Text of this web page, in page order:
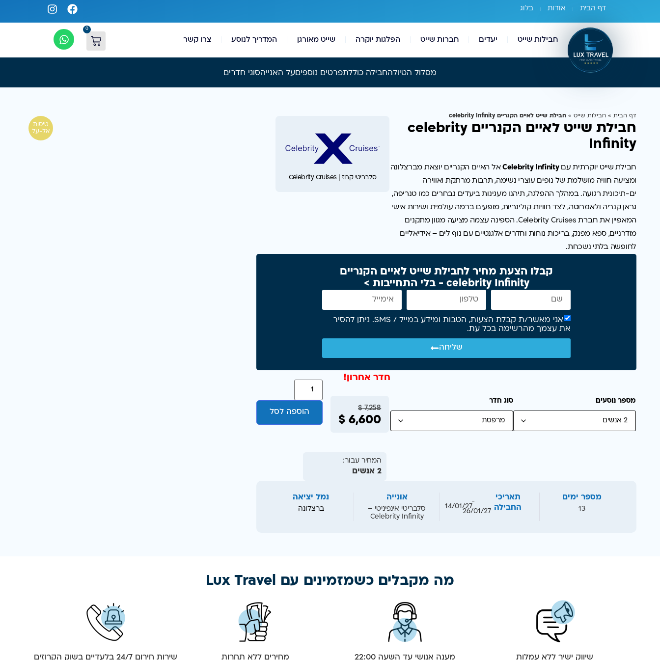
דף הבית אודות בלוג
חבילות שייט יעדים חברות שייט הפלגות יוקרה שייט מאורגן המדריך לנוסע צרו קשר
0
החבילה כוללתמסלול הטיול פרטים נוספיםעל האנייהסוגי חדרים
דף הבית » חבילות שייט » חבילת שייט לאיים הקנריים celebrity Infinity
חבילת שייט לאיים הקנריים celebrity
Infinity
חבילת שייט יוקרתית עם Celebrity Infinity אל האייםהקנריים יוצאת מברצלונה
ומציעה חוויהמושלמת של נופים עוצרי נשימה, תרבותמרתקת ואווירה
ים-תיכונית רגועה.במהלך ההפלגה, תיהנומעגינותביעדים נבחרים כמו טנריפה,
גראןקנריה ולאנזרוטה, לצד חוויותקולינריות, מופעיםברמה עולמית ושירותאישי
המאפייןאת חברת Celebrity Cruises. הספינה עצמה מציעהמגווןמתקנים
מודרניים,ספא מפנק,בריכות נוחות וחדריםאלגנטיים עם נוף לים –אידיאליים
לחופשה בלתי נשכחת.
סלבריטי קרוז | Celebrity Cruises
קבלו הצעת מחיר לחבילת שייט לאיים הקנריים
celebrity Infinity - בלי התחייבות >
אני מאשר/ת קבלת הצעות, הטבות ומידע במייל / SMS. ניתן להסיר
את עצמך מהרשימה בכל עת.
שליחה
מספר נוסעים סוג חדר
חדר אחרון!
$7,258
$ 6,600
הוספה לסל
המחיר עבור:
2 אנשים
מספר ימים
13
תאריכי
החבילה
-
26/01/27
14/01/27
אונייה
סלבריטי אינפיניטי –
Celebrity Infinity
נמל יציאה
ברצלונה
טיסות
אל-על
מה מקבלים כשמזמינים עם Lux Travel
שיווק ישיר ללא עמלות מענה אנושי עד השעה 22:00 מחירים ללא תחרות שירות חירום 24/7 בלעדיים בשוק הקרוזים